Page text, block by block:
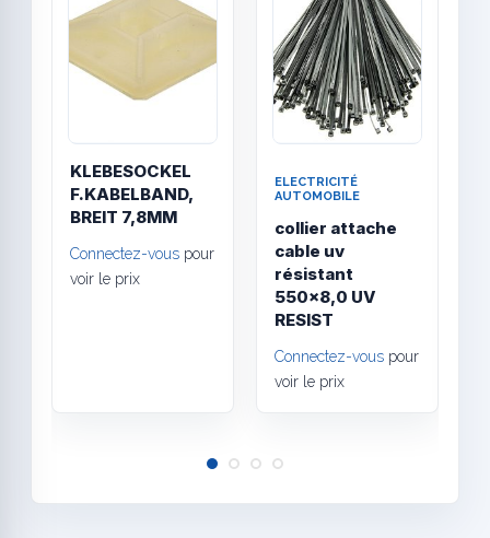
KLEBESOCKEL
F.KABELBAND,
BREIT 7,8MM
Connectez-vous pour
voir le prix
ELECTRICITÉ
AUTOMOBILE
collier attache
cable uv
résistant
550x8,0 UV
RESIST
Connectez-vous pour
voir le prix